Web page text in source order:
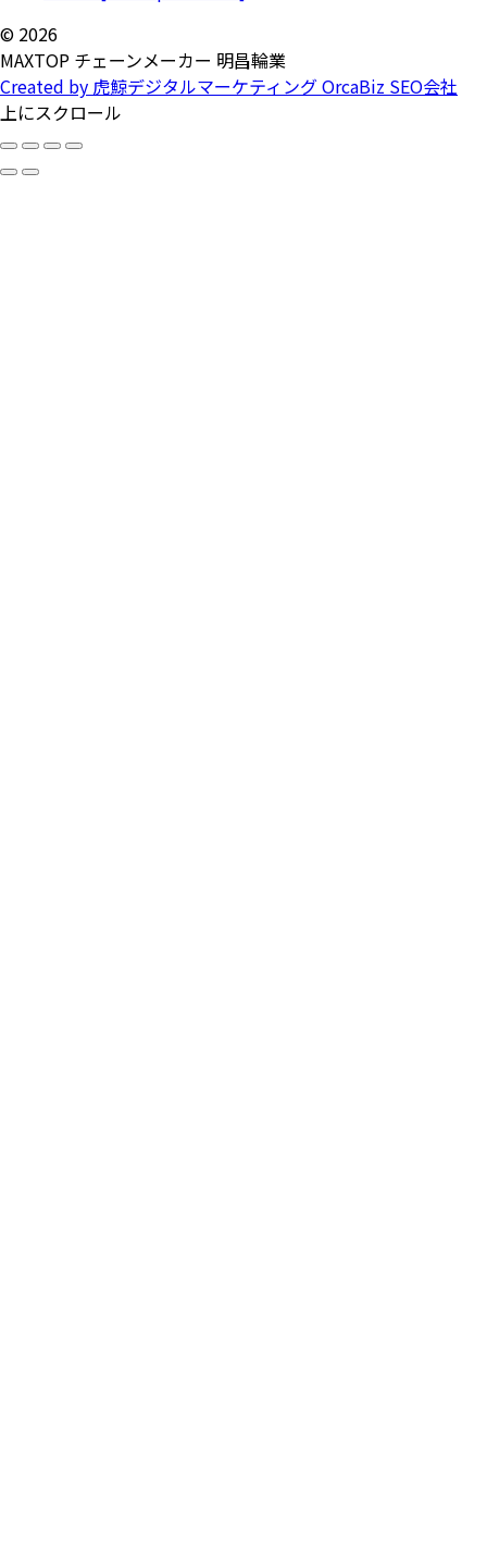
© 2026
MAXTOP チェーンメーカー 明昌輪業
Created by 虎鯨デジタルマーケティング OrcaBiz SEO会社
上にスクロール